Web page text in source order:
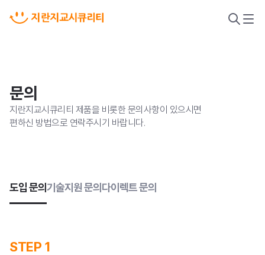
새니톡스
검메
문의
지란지교시큐리티 제품을 비롯한 문의사항이 있으시면
편하신 방법으로 연락주시기 바랍니다.
도입 문의기술지원 문의 다이렉트 문의
STEP 1